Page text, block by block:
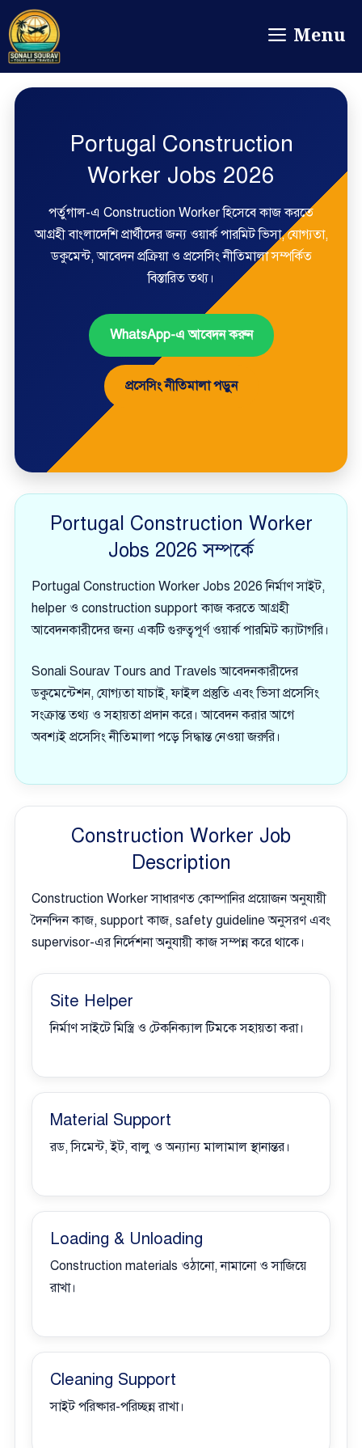
Menu
Portugal Construction
Worker Jobs 2026
পর্তুগাল-এ Construction Worker হিসেবে কাজ করতে
আগ্রহী বাংলাদেশি প্রার্থীদের জন্য ওয়ার্ক পারমিট ভিসা, যোগ্যতা,
ডকুমেন্ট, আবেদন প্রক্রিয়া ও প্রসেসিং নীতিমালা সম্পর্কিত
বিস্তারিত তথ্য।
WhatsApp-এ আবেদন করুন
প্রসেসিং নীতিমালা পড়ুন
Portugal Construction Worker
Jobs 2026 সম্পর্কে
Portugal Construction Worker Jobs 2026 নির্মাণ সাইট,
helper ও construction support কাজ করতে আগ্রহী
আবেদনকারীদের জন্য একটি গুরুত্বপূর্ণ ওয়ার্ক পারমিট ক্যাটাগরি।
Sonali Sourav Tours and Travels আবেদনকারীদের
ডকুমেন্টেশন, যোগ্যতা যাচাই, ফাইল প্রস্তুতি এবং ভিসা প্রসেসিং
সংক্রান্ত তথ্য ও সহায়তা প্রদান করে। আবেদন করার আগে
অবশ্যই প্রসেসিং নীতিমালা পড়ে সিদ্ধান্ত নেওয়া জরুরি।
Construction Worker Job
Description
Construction Worker সাধারণত কোম্পানির প্রয়োজন অনুযায়ী
দৈনন্দিন কাজ, support কাজ, safety guideline অনুসরণ এবং
supervisor-এর নির্দেশনা অনুযায়ী কাজ সম্পন্ন করে থাকে।
Site Helper
নির্মাণ সাইটে মিস্ত্রি ও টেকনিক্যাল টিমকে সহায়তা করা।
Material Support
রড, সিমেন্ট, ইট, বালু ও অন্যান্য মালামাল স্থানান্তর।
Loading & Unloading
Construction materials ওঠানো, নামানো ও সাজিয়ে
রাখা।
Cleaning Support
সাইট পরিষ্কার-পরিচ্ছন্ন রাখা।